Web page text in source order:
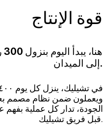
قوة الإنتاج
إلى الميدان.
ويعملون ضمن نظام مصمم
الجودة، تدار كل عملية
قبل فريق تشيليك.